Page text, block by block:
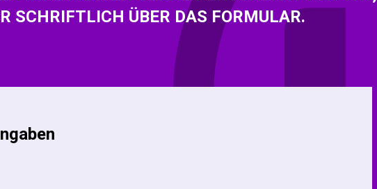
SCHRIFTLICH ÜBER DAS FORMULAR.